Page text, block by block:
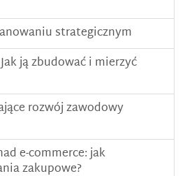
strategicznym
ją zbudować i mierzyć
rozwój zawodowy
e-commerce: jak
zakupowe?